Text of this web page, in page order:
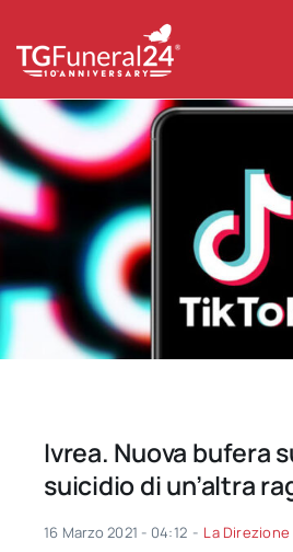
content
Ivrea. Nuova bufera
suicidio di un’altra
16 Marzo 2021 - 04:12 - La Direzione